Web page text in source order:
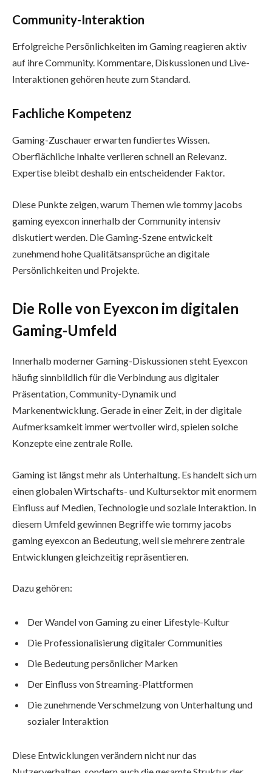
Community-Interaktion
Erfolgreiche Persönlichkeiten im Gaming reagieren aktiv
auf ihre Community. Kommentare, Diskussionen und Live-
Interaktionen gehören heute zum Standard.
Fachliche Kompetenz
Gaming-Zuschauer erwarten fundiertes Wissen.
Oberflächliche Inhalte verlieren schnell an Relevanz.
Expertise bleibt deshalb ein entscheidender Faktor.
Diese Punkte zeigen, warum Themen wie tommy jacobs
gaming eyexcon innerhalb der Community intensiv
diskutiert werden. Die Gaming-Szene entwickelt
zunehmend hohe Qualitätsansprüche an digitale
Persönlichkeiten und Projekte.
Die Rolle von Eyexcon im digitalen
Gaming-Umfeld
Innerhalb moderner Gaming-Diskussionen steht Eyexcon
häufig sinnbildlich für die Verbindung aus digitaler
Präsentation, Community-Dynamik und
Markenentwicklung. Gerade in einer Zeit, in der digitale
Aufmerksamkeit immer wertvoller wird, spielen solche
Konzepte eine zentrale Rolle.
Gaming ist längst mehr als Unterhaltung. Es handelt sich um
einen globalen Wirtschafts- und Kultursektor mit enormem
Einfluss auf Medien, Technologie und soziale Interaktion. In
diesem Umfeld gewinnen Begriffe wie tommy jacobs
gaming eyexcon an Bedeutung, weil sie mehrere zentrale
Entwicklungen gleichzeitig repräsentieren.
Dazu gehören:
Der Wandel von Gaming zu einer Lifestyle-Kultur
Die Professionalisierung digitaler Communities
Die Bedeutung persönlicher Marken
Der Einfluss von Streaming-Plattformen
Die zunehmende Verschmelzung von Unterhaltung und
sozialer Interaktion
Diese Entwicklungen verändern nicht nur das